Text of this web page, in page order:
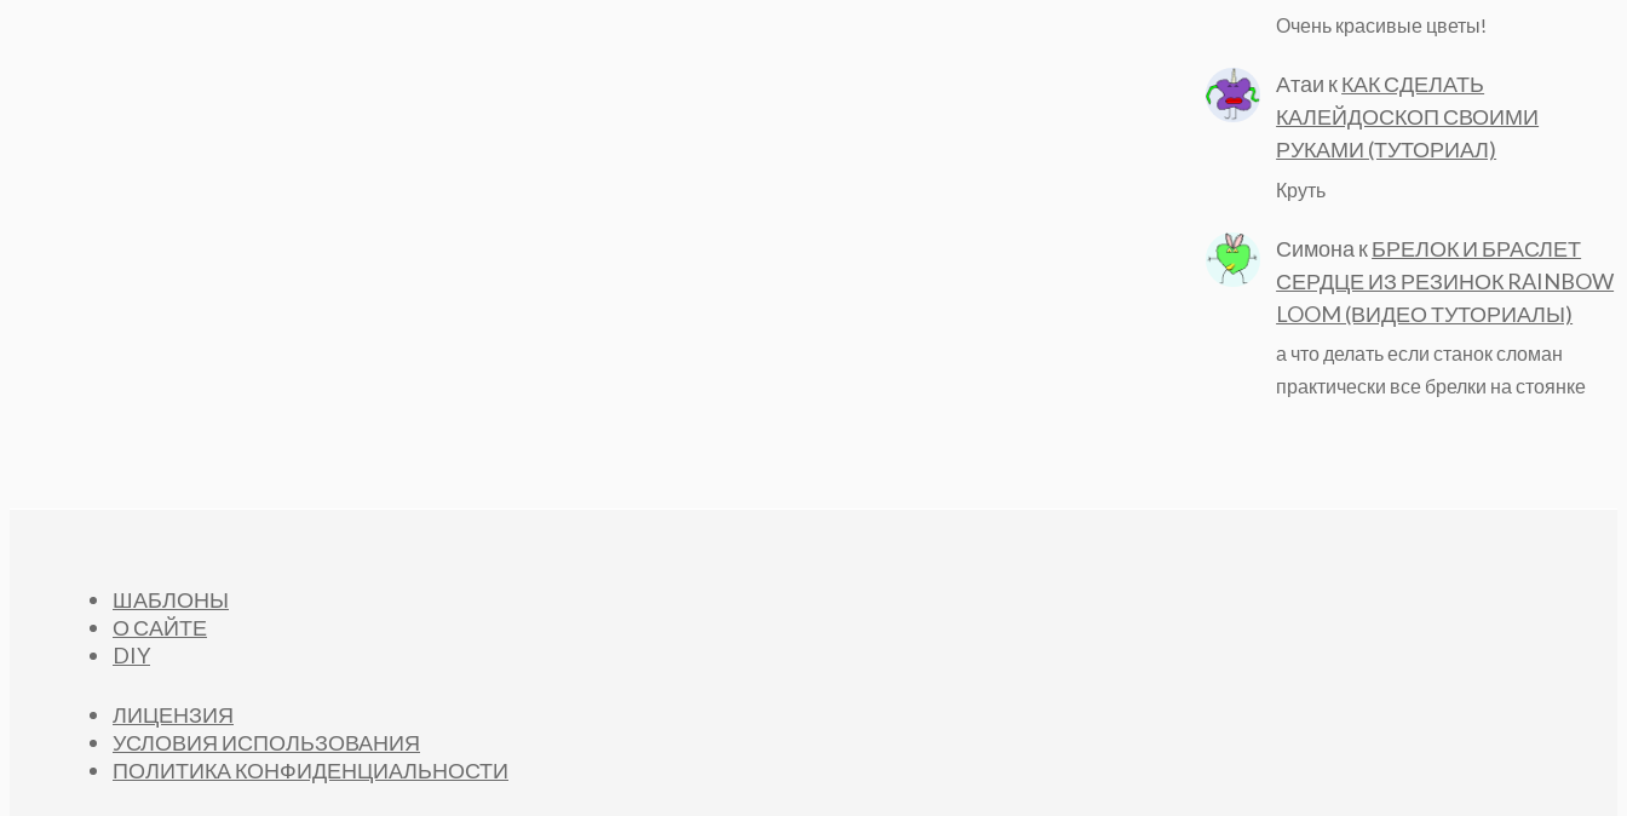
Очень красивые цветы!
Атаи кКАК СДЕЛАТЬ
КАЛЕЙДОСКОП СВОИМИ
РУКАМИ (ТУТОРИАЛ)
Круть
Симона кБРЕЛОК И БРАСЛЕТ
СЕРДЦЕ ИЗ РЕЗИНОК RAINBOW
LOOM (ВИДЕО ТУТОРИАЛЫ)
а что делать если станок сломан
практически все брелки на стоянке
ШАБЛОНЫ
О САЙТЕ
DIY
ЛИЦЕНЗИЯ
УСЛОВИЯ ИСПОЛЬЗОВАНИЯ
ПОЛИТИКА КОНФИДЕНЦИАЛЬНОСТИ